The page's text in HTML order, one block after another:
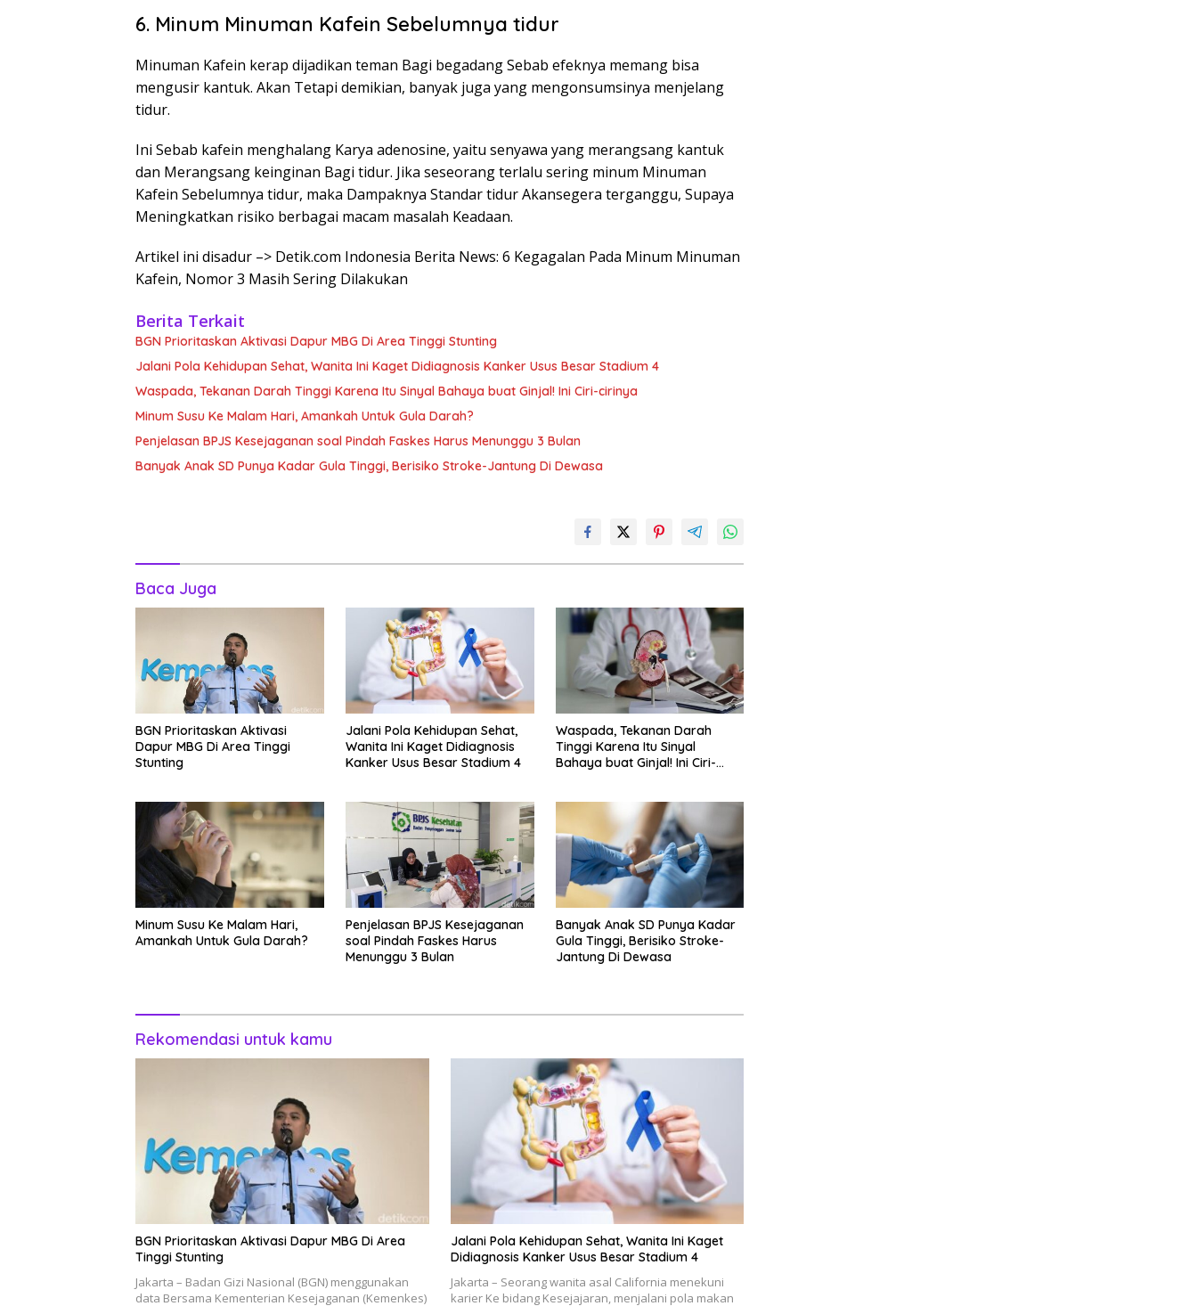
6. Minum Minuman Kafein Sebelumnya tidur
Minuman Kafein kerap dijadikan teman Bagi begadang Sebab efeknya memang bisa
mengusir kantuk. Akan Tetapi demikian, banyak juga yang mengonsumsinya menjelang
tidur.
Ini Sebab kafein menghalang Karya adenosine, yaitu senyawa yang merangsang kantuk
dan Merangsang keinginan Bagi tidur. Jika seseorang terlalu sering minum Minuman
Kafein Sebelumnya tidur, maka Dampaknya Standar tidur Akansegera terganggu, Supaya
Meningkatkan risiko berbagai macam masalah Keadaan.
Artikel ini disadur –> Detik.com Indonesia Berita News: 6 Kegagalan Pada Minum Minuman
Kafein, Nomor 3 Masih Sering Dilakukan
Berita Terkait
BGN Prioritaskan Aktivasi Dapur MBG Di Area Tinggi Stunting
Jalani Pola Kehidupan Sehat, Wanita Ini Kaget Didiagnosis Kanker Usus Besar Stadium 4
Waspada, Tekanan Darah Tinggi Karena Itu Sinyal Bahaya buat Ginjal! Ini Ciri-cirinya
Minum Susu Ke Malam Hari, Amankah Untuk Gula Darah?
Penjelasan BPJS Kesejaganan soal Pindah Faskes Harus Menunggu 3 Bulan
Banyak Anak SD Punya Kadar Gula Tinggi, Berisiko Stroke-Jantung Di Dewasa
Baca Juga
BGN Prioritaskan Aktivasi
Dapur MBG Di Area Tinggi
Stunting
Jalani Pola Kehidupan Sehat,
Wanita Ini Kaget Didiagnosis
Kanker Usus Besar Stadium 4
Waspada, Tekanan Darah
Tinggi Karena Itu Sinyal
Bahaya buat Ginjal! Ini Ciri-
Minum Susu Ke Malam Hari,
Amankah Untuk Gula Darah?
Penjelasan BPJS Kesejaganan
soal Pindah Faskes Harus
Menunggu 3 Bulan
Banyak Anak SD Punya Kadar
Gula Tinggi, Berisiko Stroke-
Jantung Di Dewasa
Rekomendasi untuk kamu
BGN Prioritaskan Aktivasi Dapur MBG Di Area
Tinggi Stunting
Jakarta – Badan Gizi Nasional (BGN) menggunakan
data Bersama Kementerian Kesejaganan (Kemenkes)
Jalani Pola Kehidupan Sehat, Wanita Ini Kaget
Didiagnosis Kanker Usus Besar Stadium 4
Jakarta – Seorang wanita asal California menekuni
karier Ke bidang Kesejajaran, menjalani pola makan